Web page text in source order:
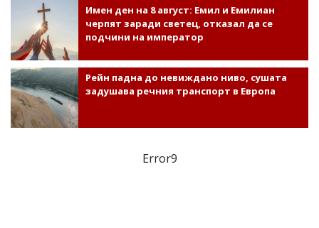
Имен ден на 8 август: Емил и Емилиан
черпят заради светец, отказал да се
подчини на император
Рейн падна до невиждано ниво, сушата
задушава речния транспорт в Европа
Error9